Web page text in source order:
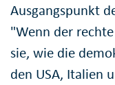
Ausgangspunkt
"Wenn der
sie, wie die
den USA, Italien